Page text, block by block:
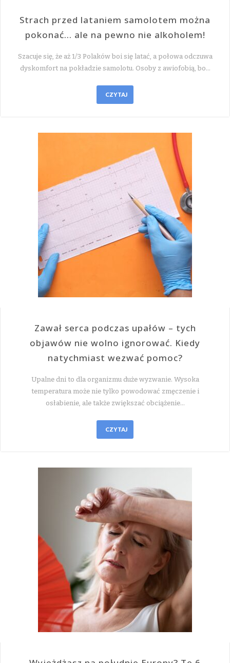
Strach przed lataniem samolotem można
pokonać… ale na pewno nie alkoholem!
Szacuje się, że aż 1/3 Polaków boi się latać, a połowa odczuwa
dyskomfort na pokładzie samolotu. Osoby z awiofobią, bo…
CZYTAJ
Zawał serca podczas upałów – tych
objawów nie wolno ignorować. Kiedy
natychmiast wezwać pomoc?
Upalne dni to dla organizmu duże wyzwanie. Wysoka
temperatura może nie tylko powodować zmęczenie i
osłabienie, ale także zwiększać obciążenie…
CZYTAJ